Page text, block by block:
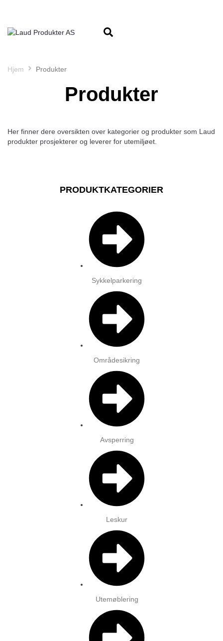
Hjem Produkter
Produkter
Her finner dere oversikten over kategorier og produkter som Laud
produkter prosjekterer og leverer for utemiljøet.
PRODUKTKATEGORIER
Sykkelparkering
Områdesikring
Avsperring
Leskur
Utemøblering